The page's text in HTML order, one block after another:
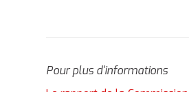
Pour plus d'informations